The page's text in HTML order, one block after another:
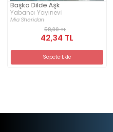
Başka Dilde Aşk
Yabancı Yayınevi
Mia Sheridan
58,00 TL
42,34 TL
Sepete Ekle